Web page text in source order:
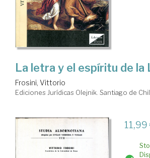
La letra y el espíritu de la
Frosini, Vittorio
Ediciones Jurídicas Olejnik. Santiago de
11,99